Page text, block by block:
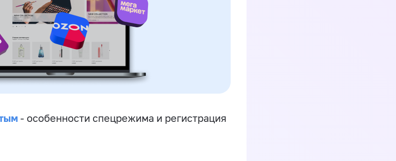
- особенности спецрежима и регистрация